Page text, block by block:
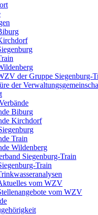
der Gruppe Siegenburg-
der
Biburg
Kirchdorf
Train
Wildenberg
Siegenburg-Train
Train
vom WZV
vom WZV